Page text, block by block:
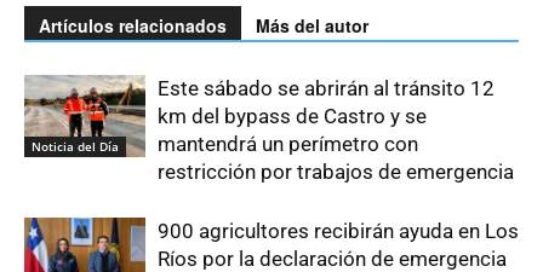
Artículos relacionados Más del autor
Noticia del Día
Este sábado se abrirán al tránsito 12
km del bypass de Castro y se
mantendrá un perímetro con
restricción por trabajos de emergencia
900 agricultores recibirán ayuda en Los
Ríos por la declaración de emergencia